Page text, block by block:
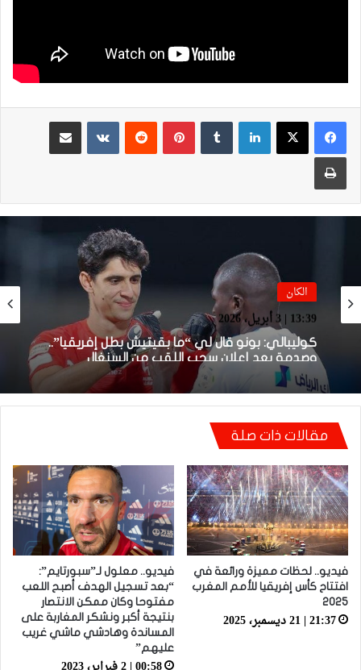
لينكدإن بينتيريست
مشاركة عبر البريد
طباعة
الكان
13:39 | 3 أبريل، 2026
كوليبالي: بونو قال لي “ما بقيتيش بطل إفريقيا”..
وصدمة بعد إعلان سحب اللقب من السنغال
مقالات ذات صلة
فيديو.. لحظات مميزة ورائعة في
افتتاح كأس إفريقيا للأمم المغرب
2025
21:37 | 21 ديسمبر، 2025
فيديو.. معلول لـ”سبورتايم”:
“بعد تسجيل الهدف أصبح اللعب
مفتوحا وكان ممكن الانتصار
بنتيجة أكبر ونشكر المغاربة على
المساندة وهادشي ماشي غريب
عليهم”